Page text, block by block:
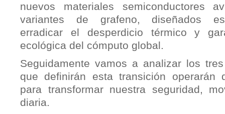
nuevos materiales semiconductores
variantes de grafeno, diseñados
erradicar el desperdicio térmico y
ecológica del cómputo global.
Seguidamente vamos a analizar los
que definirán esta transición operarán
para transformar nuestra seguridad,
diaria.